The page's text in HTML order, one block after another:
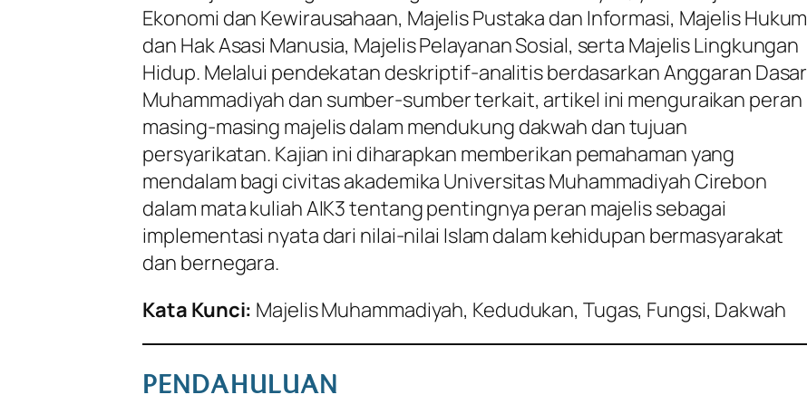
Ekonomi dan Kewirausahaan, Majelis Pustaka dan Informasi, Majelis Hukum
dan Hak Asasi Manusia, Majelis Pelayanan Sosial, serta Majelis Lingkungan
Hidup. Melalui pendekatan deskriptif-analitis berdasarkan Anggaran Dasar
Muhammadiyah dan sumber-sumber terkait, artikel ini menguraikan peran
masing-masing majelis dalam mendukung dakwah dan tujuan
persyarikatan. Kajian ini diharapkan memberikan pemahaman yang
mendalam bagi civitas akademika Universitas Muhammadiyah Cirebon
dalam mata kuliah AIK3 tentang pentingnya peran majelis sebagai
implementasi nyata dari nilai-nilai Islam dalam kehidupan bermasyarakat
dan bernegara.
Kata Kunci: Majelis Muhammadiyah, Kedudukan, Tugas, Fungsi, Dakwah
PENDAHULUAN